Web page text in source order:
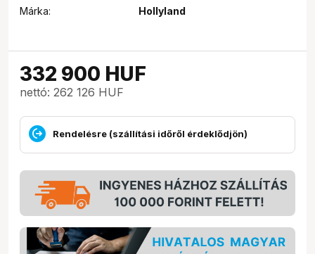
Márka:
Hollyland
332 900 HUF
nettó: 262 126 HUF
Rendelésre (szállítási időről érdeklődjön)